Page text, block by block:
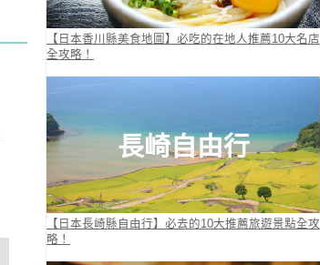
【日本香川縣美食地圖】必吃的在地人推薦10大名店
全攻略！
長崎自由行
【日本長崎縣自由行】必去的10大推薦旅遊景點全攻
略！